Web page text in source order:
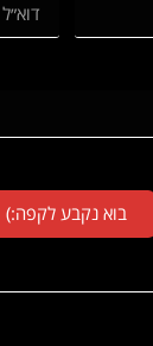
בוא נקבע לקפה:)